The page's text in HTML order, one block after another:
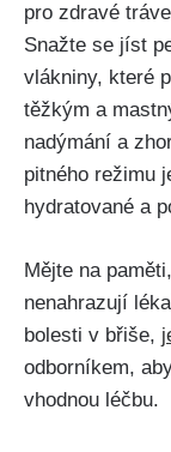
pro zdravé
Snažte se jíst
vlákniny, které
těžkým‍ a
nadýmání a
pitného režimu
hydratované a
Mějte⁢ na
nenahrazují
⁣bolesti‌ v břiše,
odborníkem,‍
vhodnou⁢ léčbu.